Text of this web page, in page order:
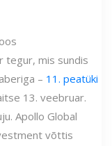
tegur, mis sundis
– 11. peatüki
13. veebruar.
Apollo Global
võttis